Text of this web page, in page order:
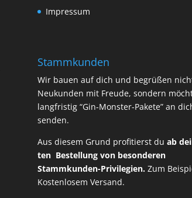
Impressum
Stammkunden
Wir bauen auf dich und begrüßen
Neukunden mit Freude, sondern
langfristig “Gin-Monster-Pakete” an
senden.
Aus diesem Grund profitierst du ab
ten Bestellung von besonderen
Stammkunden-Privilegien. Zum
Kostenlosem Versand.